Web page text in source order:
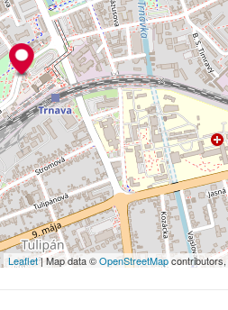
Leaflet| Map data ©OpenStreetMapcontributors,